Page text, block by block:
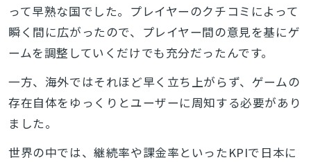
って早熟な国でした。プレイヤーのクチコミによって
瞬く間に広がったので、プレイヤー間の意見を基にゲ
ームを調整していくだけでも充分だったんです。
一方、海外ではそれほど早く立ち上がらず、ゲームの
存在自体をゆっくりとユーザーに周知する必要があり
ました。
世界の中では、継続率や課金率といったKPIで日本に